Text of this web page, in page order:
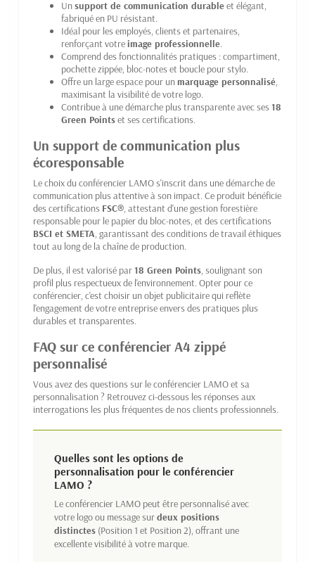
Unsupport de communication durableet élégant,
fabriqué en PU résistant.
Idéal pour les employés, clients et partenaires,
renforçant votreimage professionnelle.
Comprend des fonctionnalités pratiques : compartiment,
pochette zippée, bloc-notes et boucle pour stylo.
Offre un large espace pour unmarquage personnalisé,
maximisant la visibilité de votre logo.
Contribue à une démarche plus transparente avec ses18
Green Pointset ses certifications.
Un support de communication plus
écoresponsable
Le choix du conférencier LAMO s'inscrit dans une démarche de
communication plus attentive à son impact. Ce produit bénéficie
des certifications FSC®, attestant d'une gestion forestière
responsable pour le papier du bloc-notes, et des certifications
BSCI et SMETA, garantissant des conditions de travail éthiques
tout au long de la chaîne de production.
De plus, il est valorisé par18 Green Points, soulignant son
profil plus respectueux de l'environnement. Opter pour ce
conférencier, c'est choisir un objet publicitaire qui reflète
l'engagement de votre entreprise envers des pratiques plus
durables et transparentes.
FAQ sur ce conférencier A4 zippé
personnalisé
Vous avez des questions sur le conférencier LAMO et sa
personnalisation ? Retrouvez ci-dessous les réponses aux
interrogations les plus fréquentes de nos clients professionnels.
Quelles sont les options de
personnalisation pour le conférencier
LAMO ?
Le conférencier LAMO peut être personnalisé avec
votre logo ou message surdeux positions
distinctes (Position 1 et Position 2), offrant une
excellente visibilité à votre marque.